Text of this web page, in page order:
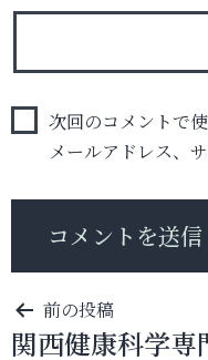
次回のコメントで
メールアドレス、
投
稿
前の投稿
関西健康科学専